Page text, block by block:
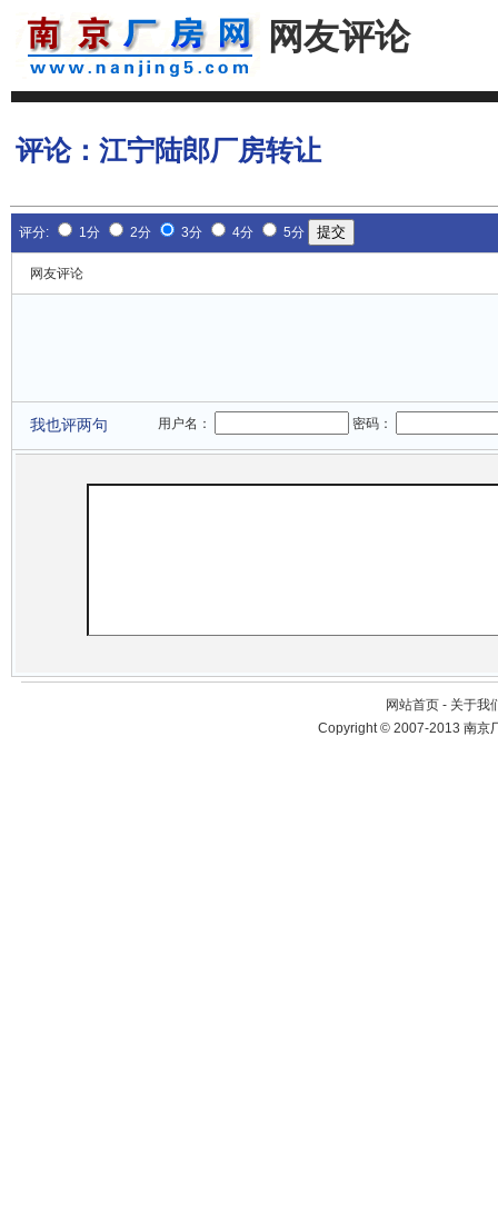
网友评论
评论： 江宁陆郎厂房转让
评分: 1分 2分 3分 4分 5分
网友评论
我也评两句 用户名： 密码：
网站首页 - 关于我
Copyright © 2007-2013 南京